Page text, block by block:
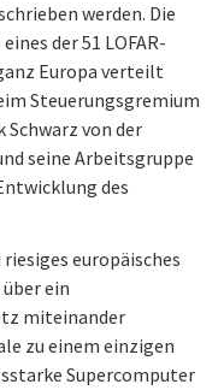
werden. Die
der 51 LOFAR-
Europa verteilt
Steuerungsgremium
Schwarz von der
seine Arbeitsgruppe
des
riesiges europäisches
ein
miteinander
zu einem einzigen
Supercomputer